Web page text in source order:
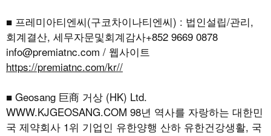
■ 프레미아티엔씨(구코차이나티엔씨) : 법인설립/관리,
회계결산, 세무자문및회계감사+852 9669 0878
info@premiatnc.com / 웹사이트
https://premiatnc.com/kr//
■ Geosang 巨商 거상 (HK) Ltd.
WWW.KJGEOSANG.COM 98년 역사를 자랑하는 대한민
국 제약회사 1위 기업인 유한양행 산하 유한건강생활, 국